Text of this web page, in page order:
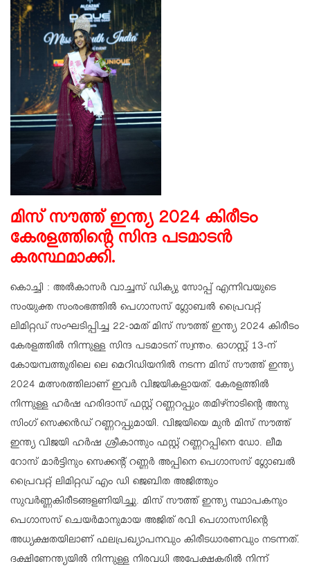
മിസ് സൗത്ത് ഇന്ത്യ 2024 കിരീടം
കേരളത്തിന്റെ സിന്ദ പടമാടന്‍
കരസ്ഥമാക്കി.
കൊച്ചി : അല്‍കാസര്‍ വാച്ചസ് ഡിക്യു സോപ്പ് എന്നിവയുടെ
സംയുക്ത സംരംഭത്തില്‍ പെഗാസസ് ഗ്ലോബല്‍ പ്രൈവറ്റ്
ലിമിറ്റഡ് സംഘടിപ്പിച്ച 22-ാമത് മിസ് സൗത്ത് ഇന്ത്യ 2024 കിരീടം
കേരളത്തില്‍ നിന്നുള്ള സിന്ദ പടമാടന് സ്വന്തം. ഓഗസ്റ്റ് 13-ന്
കോയമ്പത്തൂരിലെ ലെ മെറിഡിയനില്‍ നടന്ന മിസ് സൗത്ത് ഇന്ത്യ
2024 മത്സരത്തിലാണ് ഇവര്‍ വിജയികളായത്. കേരളത്തില്‍
നിന്നുള്ള ഹര്‍ഷ ഹരിദാസ് ഫസ്റ്റ് റണ്ണറപ്പും തമിഴ്‌നാടിന്റെ അനു
സിംഗ് സെക്കന്‍ഡ് റണ്ണറപ്പുമായി. വിജയിയെ മുന്‍ മിസ് സൗത്ത്
ഇന്ത്യ വിജയി ഹര്‍ഷ ശ്രീകാന്തും ഫസ്റ്റ് റണ്ണറപ്പിനെ ഡോ. ലീമ
റോസ് മാര്‍ട്ടിനും സെക്കന്റ് റണ്ണര്‍ അപ്പിനെ പെഗാസസ് ഗ്ലോബല്‍
പ്രൈവറ്റ് ലിമിറ്റഡ് എം ഡി ജെബിത അജിത്തും
സുവര്‍ണ്ണകിരീടങ്ങളണിയിച്ചു. മിസ് സൗത്ത് ഇന്ത്യ സ്ഥാപകനും
പെഗാസസ് ചെയര്‍മാനുമായ അജിത് രവി പെഗാസസിന്റെ
അധ്യക്ഷതയിലാണ് ഫലപ്രഖ്യാപനവും കിരീടധാരണവും നടന്നത്.
ദക്ഷിണേന്ത്യയില്‍ നിന്നുള്ള നിരവധി അപേക്ഷകരില്‍ നിന്ന്